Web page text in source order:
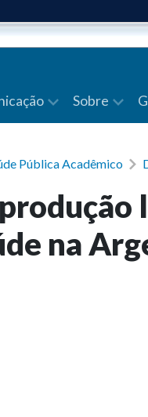
Sobre
Pública Acadêmico
na